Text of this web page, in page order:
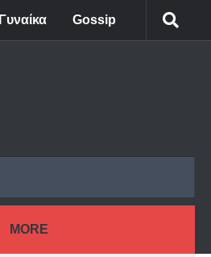
Γυναίκα Gossip
MORE